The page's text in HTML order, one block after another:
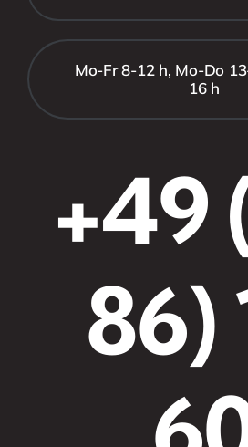
Mo-Fr 8-12 h, Mo-Do
16 h
+49
86)